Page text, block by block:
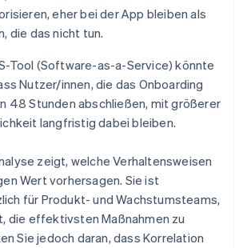
eher bei der App bleiben als
die das nicht tun.
Tool (Software-as-a-Service) könnte
Nutzer/innen, die das Onboarding
48 Stunden abschließen, mit größerer
langfristig dabei bleiben.
zeigt, welche Verhaltensweisen
Wert vorhersagen. Sie ist
für Produkt- und Wachstumsteams,
die effektivsten Maßnahmen zu
Sie jedoch daran, dass Korrelation